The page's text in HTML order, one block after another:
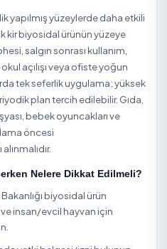
Sonrası Temizlik
Yıkama
Günlük Yardımcı Hizmet